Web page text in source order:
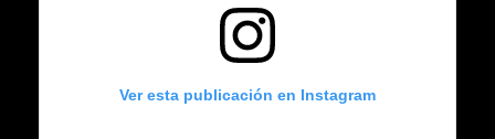
Ver esta publicación en Instagram